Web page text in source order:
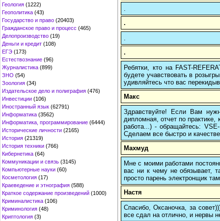
Геология (1222)
Геополитика (43)
Государство и право (20403)
Гражданское право и процесс (465)
Делопроизводство (19)
Деньги и кредит (108)
ЕГЭ (173)
Естествознание (96)
Журналистика (899)
ЗНО (54)
Зоология (34)
Издательское дело и полиграфия (476)
Инвестиции (106)
Иностранный язык (62791)
Информатика (3562)
Информатика, программирование (6444)
Исторические личности (2165)
История (21319)
История техники (766)
Кибернетика (64)
Коммуникации и связь (3145)
Компьютерные науки (60)
Косметология (17)
Краеведение и этнография (588)
Краткое содержание произведений (1000)
Криминалистика (106)
Криминология (48)
Криптология (3)
.
.
Ребятки, кто на FAST-
будете учавствовать в
удивляйтесь что вас
Макс
Здравствуйте! Если Вам
дипломная, отчет по
работа...) - обращайтесь:
Сделаем все быстро и
Махмуд
Мне с моими работами
вас ни к чему не обязывает,
просто парень электронщик
Настя
Спасибо, Оксаночка, за
все сдал на отлично, и нервы